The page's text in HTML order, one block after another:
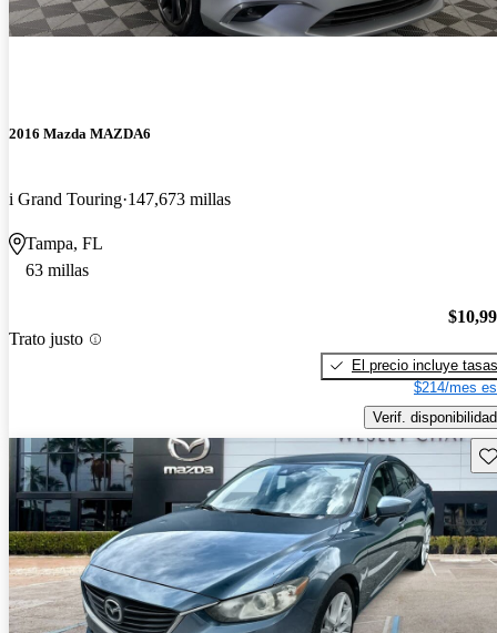
2016 Mazda MAZDA6
i Grand Touring 147,673 millas
Tampa, FL
63 millas
Trato justo
El precio incluye tasas
$214/mes
Verif. disponibilidad